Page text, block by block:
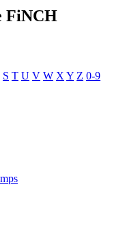
FiNCH
S T U V W X Y Z 0-9